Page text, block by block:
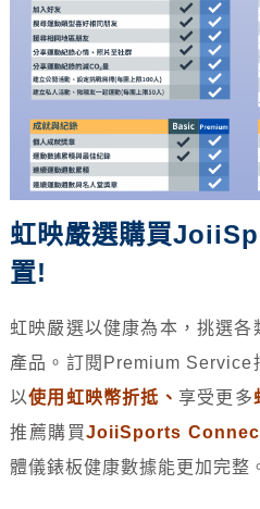
虹映嚴選購買
置!
虹映嚴選以健康為本，挑選
產品。訂閱Premium Service
以使用虹映幣折抵 、 享受更多
推薦購買JoiiSports
體儀錶板健康數據能更加完整